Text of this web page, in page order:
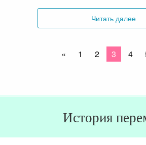
Читать далее
« 1 2 3 4
История